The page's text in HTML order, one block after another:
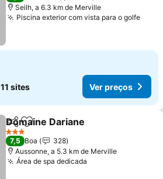
Seilh, a 6.3 km de Merville
Piscina exterior com vista para o golfe
11 sites Ver preços
PartilharAdicionar aos favoritos
Domaine Dariane
3 Estrelas
7,5 Boa
328
Aussonne, a 5.3 km de Merville
Área de spa dedicada